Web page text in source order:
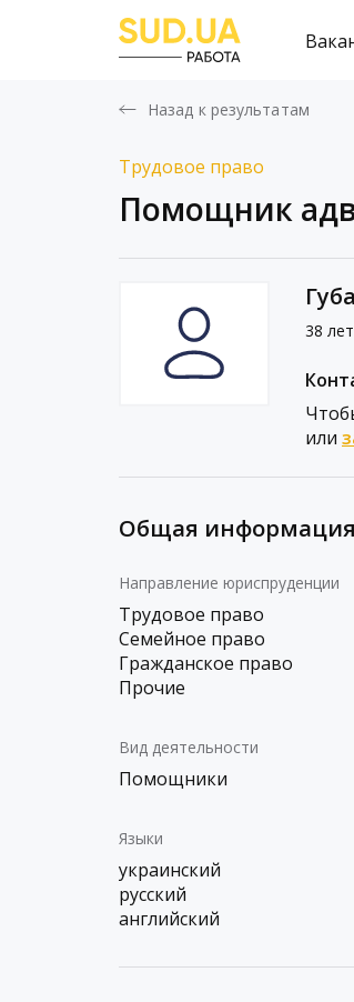
Назад к результатам
Трудовое право
Помощник
38 лет
или
Общая
Направление юриспруденции
Трудовое право
Семейное право
Гражданское право
Прочие
Вид деятельности
Помощники
Языки
украинский
русский
английский